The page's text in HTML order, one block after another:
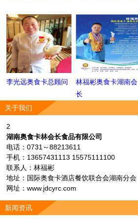
李光远奥食卡总顾问
林福彬奥食卡湖南会
长
关于我们
2
湖南奥食卡林会长食品有限公司
电话：0731～88213611
手机：13657431113 15575111100
联系人：林福彬
地址：国际奥食卡酒店餐饮联合会湖南分会
网址：www.jdcyrc.com
新闻资讯